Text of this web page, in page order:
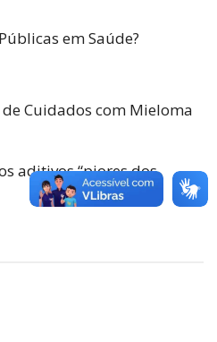
em Saúde?
Cuidados com Mieloma
aditivos “piores dos